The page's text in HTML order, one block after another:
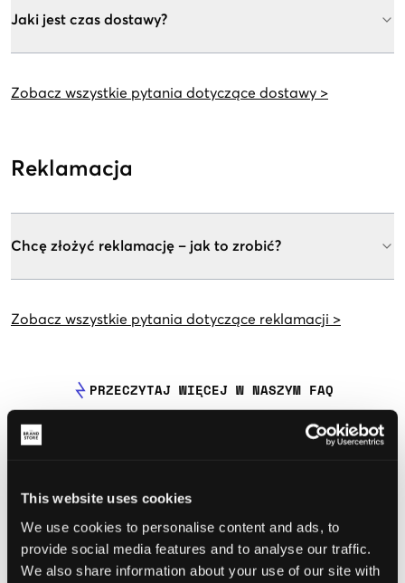
This website uses cookies
We use cookies to personalise content and ads, to
provide social media features and to analyse our traffic.
We also share information about your use of our site with
Jaki jest czas dostawy?
Zobacz wszystkie pytania dotyczące dostawy >
Reklamacja
Chcę złożyć reklamację – jak to zrobić?
Zobacz wszystkie pytania dotyczące reklamacji >
PRZECZYTAJ WIĘCEJ W NASZYM FAQ
REKLAMACJA
KODY RABATOWE I KARTY PODARUNKOWE
WSZYSTKIE PYTANIA